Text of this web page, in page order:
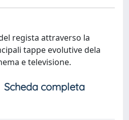
regista attraverso la
tappe evolutive dela
e televisione.
Scheda completa